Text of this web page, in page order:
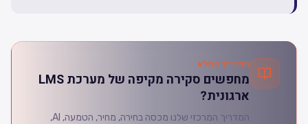
המדריך המלא
מחפשים סקירה מקיפה של מערכת LMS
ארגונית?
המדריך המרכזי שלנו מכסה בחירה, מחיר, הטמעה, AI,